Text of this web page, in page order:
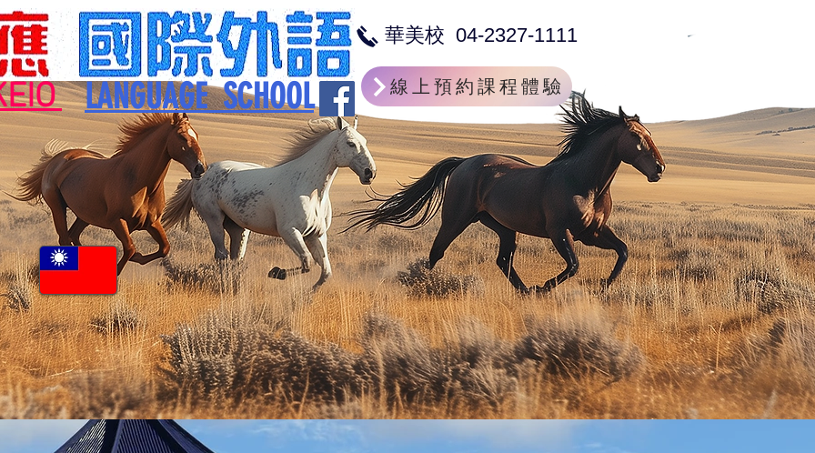
LANGUAGE SCHOOL 線上預約課程體驗
華美校 04-2327-1111
中国語
你
好
派遣
企
業/
學
校/
線上上課
ス
カ
留學(停辦中)
日
聯絡我們
交